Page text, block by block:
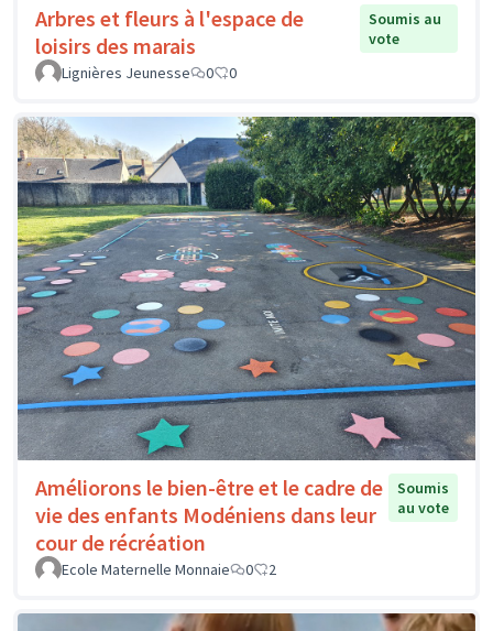
Arbres et fleurs à l'espace de
loisirs des marais
Soumis au
vote
Lignières Jeunesse
0 0
Améliorons le bien-être et le cadre de
vie des enfants Modéniens dans leur
cour de récréation
Soumis
au vote
Ecole Maternelle Monnaie 0 2